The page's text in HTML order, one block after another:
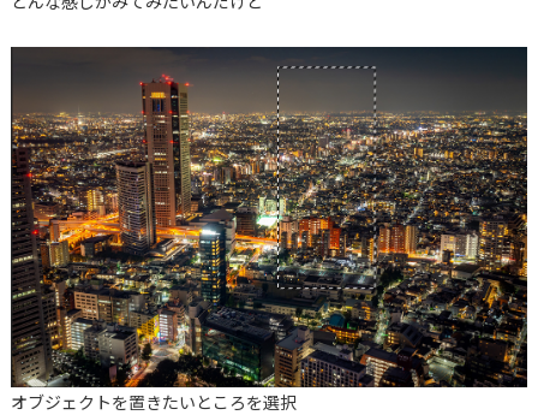
オブジェクトを置きたいところを選択